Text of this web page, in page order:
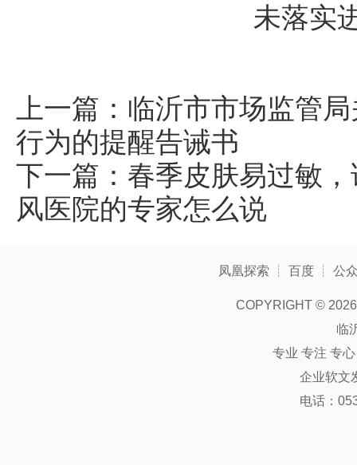
未落实
上一篇： 临沂市市场监管
行为的提醒告诫书
下一篇： 春季皮肤易过敏
风医院的专家怎么说
凤凰探索 ┊ 百度 ┊ 公
COPYRIGHT ©
临
专业 专注 专
企业软文
电话：